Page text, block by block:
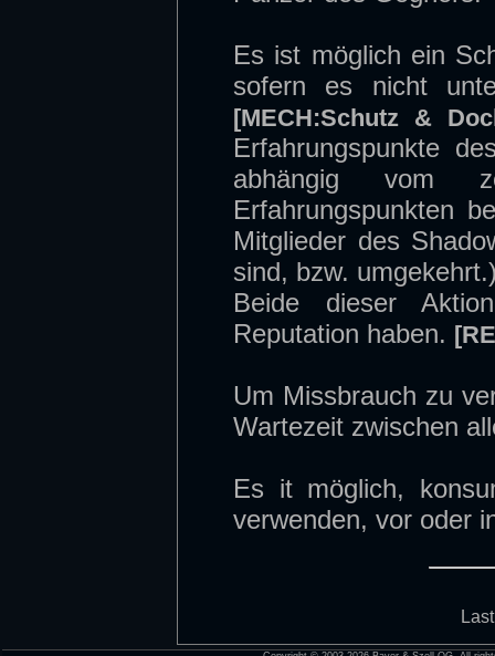
Es ist möglich ein
sofern es nicht
[MECH:Schutz &
Erfahrungspunkte
abhängig vom
Erfahrungspunkten
Mitglieder des
sind, bzw.
Beide dieser
Reputation haben.
Um Missbrauch zu
Wartezeit zwischen
Es it möglich,
verwenden, vor oder